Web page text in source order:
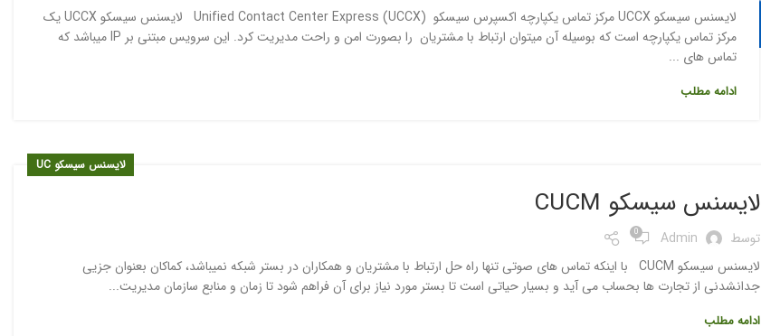
لایسنس سیسکو UCCX مرکز تماس یکپارچه اکسپرس سیسکو (UCCX) Unified Contact Center Express لایسنس سیسکو UCCX یک
مرکز تماس یکپارچه است که بوسیله آن میتوان ارتباط با مشتریان را بصورت امن و راحت مدیریت کرد. این سرویس مبتنی بر IP میباشد که
تماس های ...
ادامه مطلب
لایسنس سیسکو UC
لایسنس سیسکو CUCM
توسط Admin
0
لایسنس سیسکو CUCM با اینکه تماس های صوتی تنها راه حل ارتباط با مشتریان و همکاران در بستر شبکه نمیباشد، کماکان بعنوان جزیی
جدانشدنی از تجارت ها بحساب می آید و بسیار حیاتی است تا بستر مورد نیاز برای آن فراهم شود تا زمان و منابع سازمان مدیریت...
ادامه مطلب